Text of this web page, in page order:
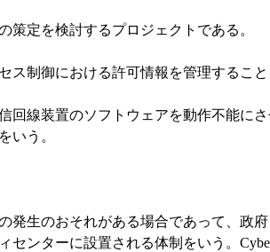
定を検討するプロジェクトである。
制御における許可情報を管理すること
線装置のソフトウェアを動作不能に
いう。
生のおそれがある場合であって、政
ンターに設置される体制をいう。